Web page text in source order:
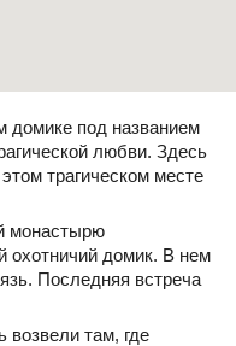
домике под названием
любви. Здесь
трагическом месте
монастырю
охотничий домик. В нем
Последняя встреча
там, где